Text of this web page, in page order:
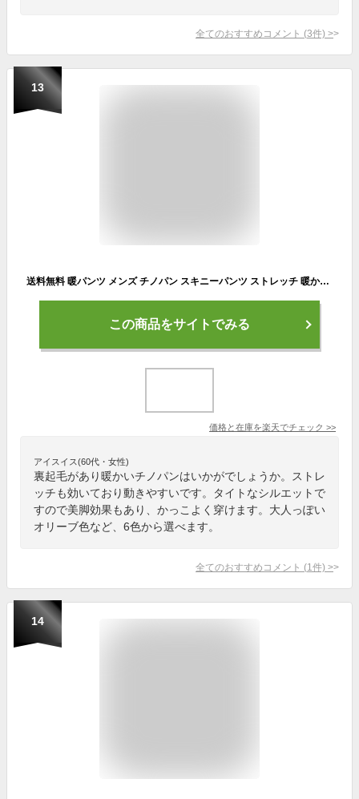
全てのおすすめコメント (3件) >
13
送料無料 暖パンツ メンズ チノパン スキニーパンツ ストレッチ 暖かい 裏起毛フリース スリムパンツ YKKファスナー 5ポケット 無地 美脚 ロングパンツ ボトムス メンズファッション メンズ 通販 新作 トップイズム ゆうパケ
この商品をサイトでみる
価格と在庫を楽天でチェック >>
アイスイス(60代・女性)
裏起毛があり暖かいチノパンはいかがでしょうか。ストレ
ッチも効いており動きやすいです。タイトなシルエットで
すので美脚効果もあり、かっこよく穿けます。大人っぽい
オリーブ色など、6色から選べます。
全てのおすすめコメント (1 件) >
14